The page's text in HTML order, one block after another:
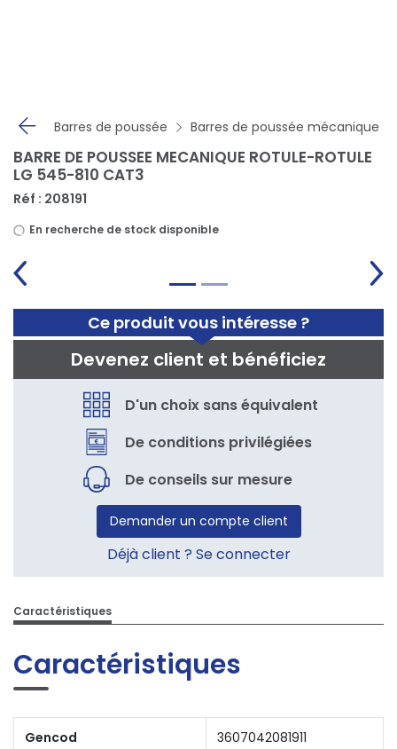
Barres de poussée Barres de poussée mécanique
Ce produit vous intéresse ?
Devenez client et bénéficiez
D'un choix sans équivalent
De conditions privilégiées
De conseils sur mesure
Demander un compte client
Déjà client ? Se connecter
BARRE DE POUSSEE MECANIQUE ROTULE-ROTULE
LG 545-810 CAT3
Réf : 208191
En recherche de stock disponible
Caractéristiques
Caractéristiques
Gencod 3607042081911